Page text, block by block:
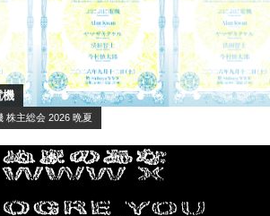
機
株主総会 2026 晩夏